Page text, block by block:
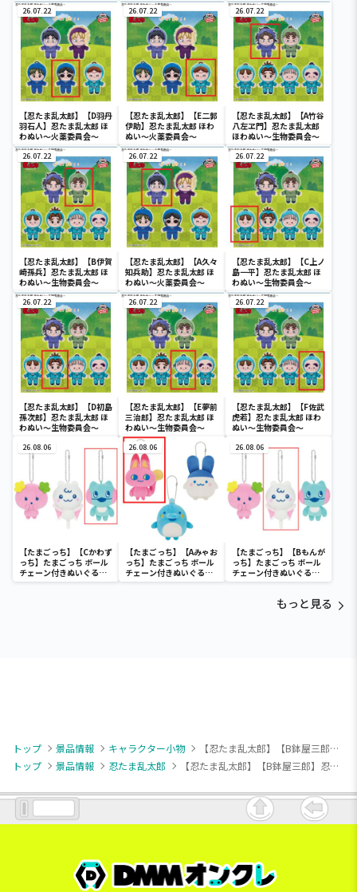
26.07.22
【忍たま乱太郎】【D羽丹
羽石人】忍たま乱太郎 ほ
わぬい～火薬委員会～
26.07.22
【忍たま乱太郎】【E二郭
伊助】忍たま乱太郎 ほわ
ぬい～火薬委員会～
26.07.22
【忍たま乱太郎】【A竹谷
八左ヱ門】忍たま乱太郎
ほわぬい～生物委員会～
26.07.22
【忍たま乱太郎】【B伊賀
崎孫兵】忍たま乱太郎 ほ
わぬい～生物委員会～
26.07.22
【忍たま乱太郎】【A久々
知兵助】忍たま乱太郎 ほ
わぬい～火薬委員会～
26.07.22
【忍たま乱太郎】【C上ノ
島一平】忍たま乱太郎 ほ
わぬい～生物委員会～
26.07.22
【忍たま乱太郎】【D初島
孫次郎】忍たま乱太郎 ほ
わぬい～生物委員会～
26.07.22
【忍たま乱太郎】【E夢前
三治郎】忍たま乱太郎 ほ
わぬい～生物委員会～
26.07.22
【忍たま乱太郎】【F佐武
虎若】忍たま乱太郎 ほわ
ぬい～生物委員会～
26.08.06
【たまごっち】【Cかわず
っち】たまごっち ボール
チェーン付きぬいぐるみ
～Tamagotchi
26.08.06
【たまごっち】【Aみゃお
っち】たまごっち ボール
チェーン付きぬいぐるみ
～Tamagotchi
26.08.06
【たまごっち】【Bもんが
っち】たまごっち ボール
チェーン付きぬいぐるみ
～Tamagotchi
もっと見る
トップ 景品情報 キャラクター小物
【忍たま乱太郎】【B鉢屋三郎】忍たま乱太郎 もちぴこマスコット 第五弾
トップ
景品情報 忍たま乱太郎 【忍たま乱太郎】【B鉢屋三郎】忍たま乱太郎 もちぴこマスコット 第五弾